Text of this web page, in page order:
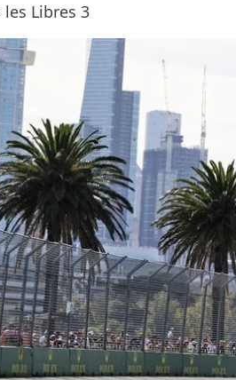
Libres 3